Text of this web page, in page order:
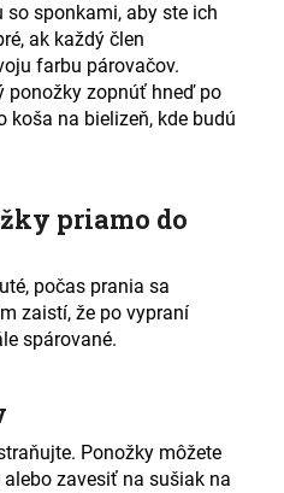
so sponkami, aby ste ich
ak každý člen
farbu párovačov.
ponožky zopnúť hneď po
koša na bielizeň, kde budú
priamo do
počas prania sa
zaistí, že po vypraní
spárované.
Ponožky môžete
zavesiť na sušiak na